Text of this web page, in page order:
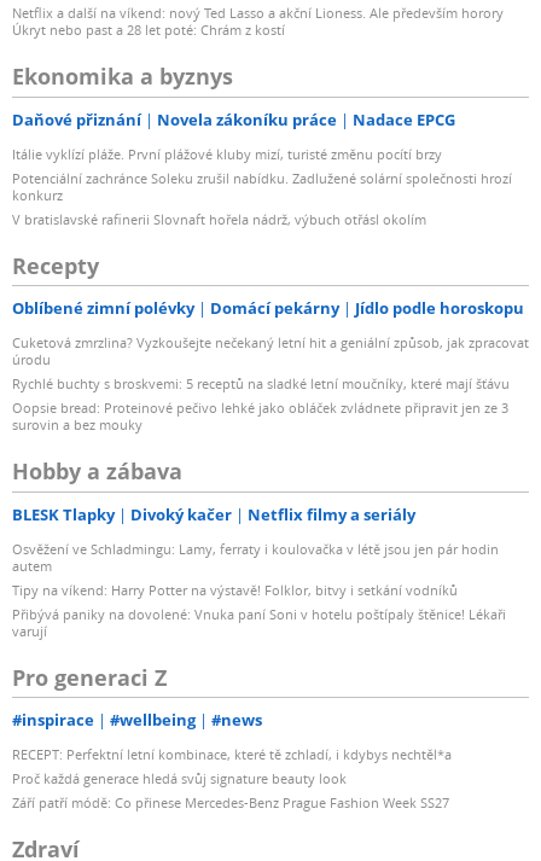
Netflix a další na víkend: nový Ted Lasso a akční Lioness. Ale především horory
Úkryt nebo past a 28 let poté: Chrám z kostí
Ekonomika a byznys
Daňové přiznání Novela zákoníku práce Nadace EPCG
Itálie vyklízí pláže. První plážové kluby mizí, turisté změnu pocítí brzy
Potenciální zachránce Soleku zrušil nabídku. Zadlužené solární společnosti hrozí
konkurz
V bratislavské rafinerii Slovnaft hořela nádrž, výbuch otřásl okolím
Recepty
Oblíbené zimní polévky Domácí pekárny Jídlo podle horoskopu
Cuketová zmrzlina? Vyzkoušejte nečekaný letní hit a geniální způsob, jak zpracovat
úrodu
Rychlé buchty s broskvemi: 5 receptů na sladké letní moučníky, které mají šťávu
Oopsie bread: Proteinové pečivo lehké jako obláček zvládnete připravit jen ze 3
surovin a bez mouky
Hobby a zábava
BLESK Tlapky Divoký kačer Netflix filmy a seriály
Osvěžení ve Schladmingu: Lamy, ferraty i koulovačka v létě jsou jen pár hodin
autem
Tipy na víkend: Harry Potter na výstavě! Folklor, bitvy i setkání vodníků
Přibývá paniky na dovolené: Vnuka paní Soni v hotelu poštípaly štěnice! Lékaři
varují
Pro generaci Z
#inspirace #wellbeing #news
RECEPT: Perfektní letní kombinace, které tě zchladí, i kdybys nechtěl*a
Proč každá generace hledá svůj signature beauty look
Září patří módě: Co přinese Mercedes-Benz Prague Fashion Week SS27
Zdraví